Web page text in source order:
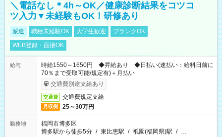
＼電話なし＊4h～OK／健康診断結果をコツコ
ツ入力▼未経験もOK！研修あり
派遣 職種未経験OK 大学生歓迎
ブランクOK
WEB登録・面接OK
給与
時給1550～1650円 ◆昇給あり ◆日払い(速払い：給料日前に
70％まで受取可能/規定有)＋月払い
交通費別途支給あり
交通費 交通費規定支給
月収例 25～30万円
勤務地
福岡市博多区
博多駅から徒歩5分 / 東比恵駅 / 祇園(福岡県)駅 / …